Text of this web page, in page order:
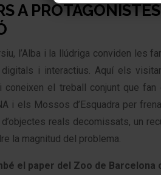
A
l’Alba i la llúdriga conviden les
i interactius. Aquí els
i coneixen el treball conjunt que
i els Mossos d’Esquadra per
reals decomissats, un
la magnitud del problema.
el paper del Zoo de